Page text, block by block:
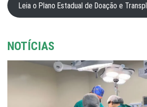
Leia o Plano Estadual de Doação e
NOTÍCIAS